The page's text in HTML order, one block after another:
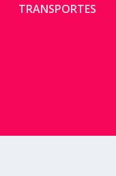
TRANSPORTES